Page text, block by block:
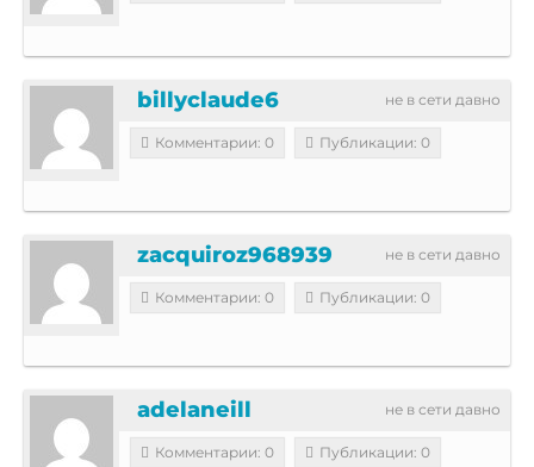
не в сети давно
billyclaude6
Комментарии: 0 Публикации: 0
не в сети давно
zacquiroz968939
Комментарии: 0 Публикации: 0
не в сети давно
adelaneill
Комментарии: 0 Публикации: 0